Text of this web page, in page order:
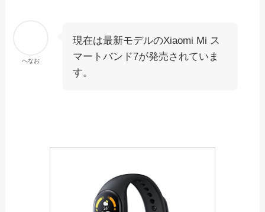
へなお
現在は最新モデルのXiaomi Mi ス
マートバンド7が発売されていま
す。